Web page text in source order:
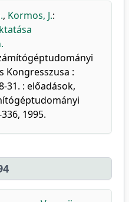
, Kormos, J.:
Kongresszusa :
31. : előadások,
1995.